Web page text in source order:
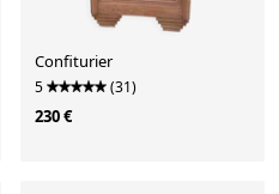
Confiturier
5 (31)
230 €